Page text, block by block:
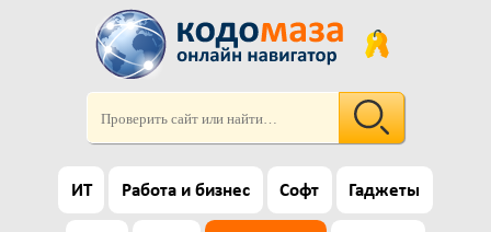
ИТ Работа и бизнес Софт Гаджеты